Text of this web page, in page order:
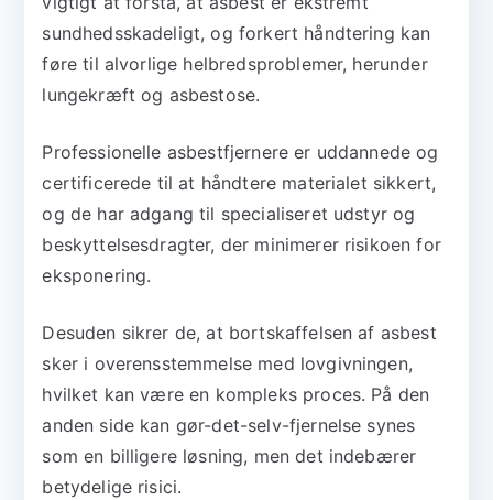
sundhedsskadeligt, og forkert håndtering kan
føre til alvorlige helbredsproblemer, herunder
lungekræft og asbestose.
Professionelle asbestfjernere er uddannede og
certificerede til at håndtere materialet sikkert,
og de har adgang til specialiseret udstyr og
beskyttelsesdragter, der minimerer risikoen for
eksponering.
Desuden sikrer de, at bortskaffelsen af asbest
sker i overensstemmelse med lovgivningen,
hvilket kan være en kompleks proces. På den
anden side kan gør-det-selv-fjernelse synes
som en billigere løsning, men det indebærer
betydelige risici.